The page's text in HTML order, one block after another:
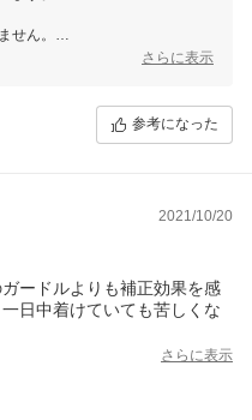
せん。
改善に努力して参ります。
さらに表示
参考になった
2021/10/20
ードルよりも補正効果を感
日中着けていても苦しくな
さらに表示